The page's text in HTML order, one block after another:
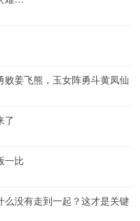
姜飞熊，玉女阵勇斗黄凤仙
了
一比
没有走到一起？这才是关键